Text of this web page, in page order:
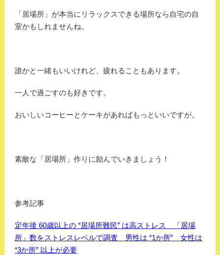
「居場所」が本当にリラックスできる場所なら自宅の自
室かもしれませんね。
誰かと一緒もいいけれど、疲れることもあります。
一人で過ごすのも好きです。
おいしいコーヒーとケーキがあればもっといいですが。
素敵な「居場所」作りに励んでいきましょう！
参考記事
定年後 60歳以上の “居場所難民” は高ストレス 「居場
所」数をストレスレベルで調査 男性は “1か所” 女性は
“3か所” 以上が必要